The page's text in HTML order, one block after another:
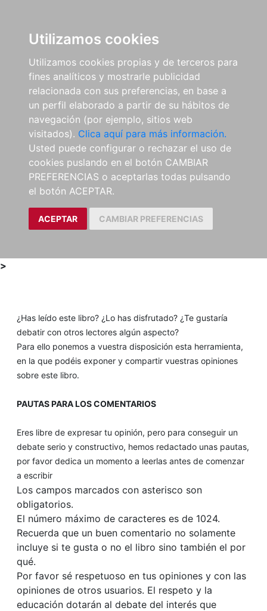
Utilizamos cookies
Utilizamos cookies propias y de terceros para
fines analíticos y mostrarle publicidad
relacionada con sus preferencias, en base a
un perfil elaborado a partir de su hábitos de
navegación (por ejemplo, sitios web
visitados). Clica aquí para más información.
Usted puede configurar o rechazar el uso de
cookies puslando en el botón CAMBIAR
PREFERENCIAS o aceptarlas todas pulsando
el botón ACEPTAR.
ACEPTAR CAMBIAR PREFERENCIAS
>
¿Has leído este libro? ¿Lo has disfrutado? ¿Te gustaría
debatir con otros lectores algún aspecto?
Para ello ponemos a vuestra disposición esta herramienta,
en la que podéis exponer y compartir vuestras opiniones
sobre este libro.
PAUTAS PARA LOS COMENTARIOS
Eres libre de expresar tu opinión, pero para conseguir un
debate serio y constructivo, hemos redactado unas pautas,
por favor dedica un momento a leerlas antes de comenzar
a escribir
Los campos marcados con asterisco son
obligatorios.
El número máximo de caracteres es de 1024.
Recuerda que un buen comentario no solamente
incluye si te gusta o no el libro sino también el por
qué.
Por favor sé respetuoso en tus opiniones y con las
opiniones de otros usuarios. El respeto y la
educación dotarán al debate del interés que